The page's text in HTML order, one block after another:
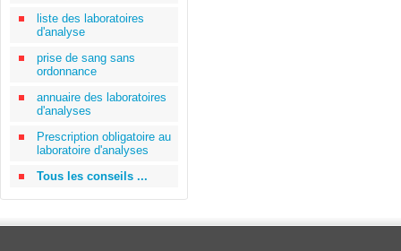
liste des laboratoires
d'analyse
prise de sang sans
ordonnance
annuaire des laboratoires
d'analyses
Prescription obligatoire au
laboratoire d'analyses
Tous les conseils ...